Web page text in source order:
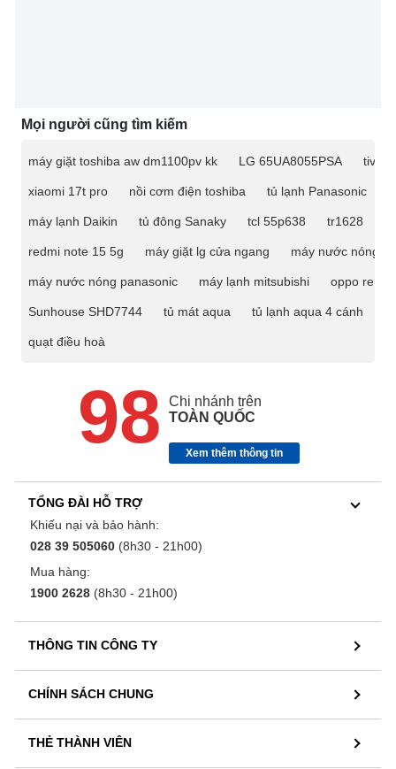
Mọi người cũng tìm kiếm
máy giặt toshiba aw dm1100pv kk LG 65UA8055PSA tivi
xiaomi 17t pro nồi cơm điện toshiba tủ lạnh Panasonic
máy lạnh Daikin tủ đông Sanaky tcl 55p638 tr1628
redmi note 15 5g máy giặt lg cửa ngang máy nước nóng
máy nước nóng panasonic máy lạnh mitsubishi oppo reno
Sunhouse SHD7744 tủ mát aqua tủ lạnh aqua 4 cánh
quạt điều hoà
98
Chi nhánh trên
TOÀN QUỐC
Xem thêm thông tin
TỔNG ĐÀI HỖ TRỢ
Khiếu nại và bảo hành:
028 39 505060 (8h30 - 21h00)
Mua hàng:
1900 2628 (8h30 - 21h00)
THÔNG TIN CÔNG TY
CHÍNH SÁCH CHUNG
THẺ THÀNH VIÊN